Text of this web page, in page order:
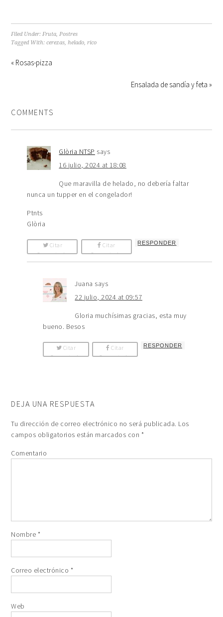
Filed Under:Fruta,Postres
Tagged With:cerezas,helado,rico
« Rosas-pizza
Ensalada de sandía y feta »
COMMENTS
Glòria NTSP says
16 julio, 2024 at 18:08
Que maravilla de helado, no debería faltar
nunca un tupper en el congelador!
Ptnts
Glòria
Citar
Comentario
Citar
Comentario
RESPONDER
Juana says
22 julio, 2024 at 09:57
Gloria muchísimas gracias, esta muy
bueno. Besos
Citar
Comentario
Citar
Comentario
RESPONDER
DEJA UNA RESPUESTA
Tu dirección de correo electrónico no será publicada. Los
campos obligatorios están marcados con *
Comentario
Nombre *
Correo electrónico *
Web